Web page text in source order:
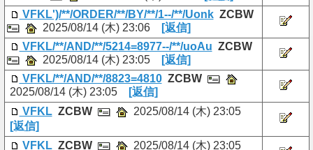
VFKL')/**/ORDER/**/BY/**/1--/**/Uonk ZCBW
2025/08/14 (木) 23:06
[返信]
VFKL/**/AND/**/5214=8977--/**/uoAu ZCBW
2025/08/14 (木) 23:05
[返信]
VFKL/**/AND/**/8823=4810 ZCBW
2025/08/14 (木) 23:05
[返信]
VFKL ZCBW
2025/08/14 (木) 23:05
[返信]
VFKL ZCBW 2025/08/14 (木) 23:05